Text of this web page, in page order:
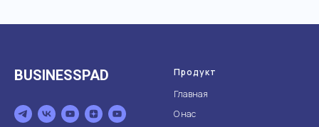
BUSINESSPAD
Продукт
Главная
О нас